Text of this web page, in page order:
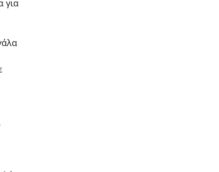
για